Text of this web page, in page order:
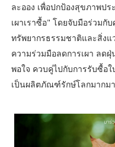
ละออง เพื่อปกป้องสุขภาพป
เผาเราซื้อ" โดยจับมือร่วม
ทรัพยากรธรรมชาติและสิ่ง
ความร่วมมือลดการเผา ลด
พอใจ ควบคู่ไปกับการรับซื้อ
เป็นผลิตภัณฑ์รักษ์โลกมากม